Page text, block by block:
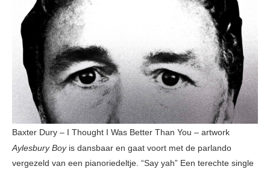
Baxter Dury – I Thought I Was Better Than You – artwork
Aylesbury Boyis dansbaar en gaat voort met de parlando
vergezeld van een pianoriedeltje. “Say yah” Een terechte single